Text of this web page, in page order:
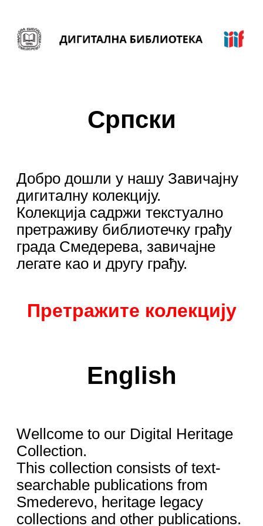
Српски
Добро дошли у нашу Завичајну
дигиталну колекцију.
Колекција садржи текстуално
претраживу библиотечку грађу
града Смедерева, завичајне
легате као и другу грађу.
Претражите колекцију
English
Wellcome to our Digital Heritage
Collection.
This collection consists of text-
searchable publications from
Smederevo, heritage legacy
collections and other publications.